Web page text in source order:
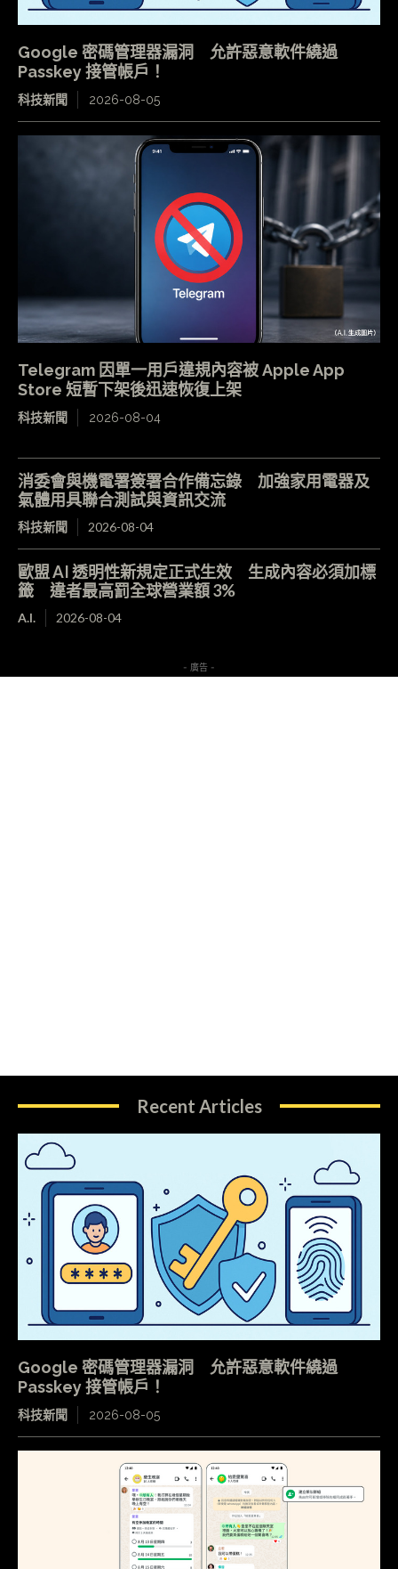
Google 密碼管理器漏洞 允許惡意軟件繞過
Passkey 接管帳戶！
科技新聞 2026-08-05
Telegram 因單一用戶違規內容被 Apple App
Store 短暫下架後迅速恢復上架
科技新聞 2026-08-04
消委會與機電署簽署合作備忘錄 加強家用電器及
氣體用具聯合測試與資訊交流
科技新聞 2026-08-04
歐盟 AI 透明性新規定正式生效 生成內容必須加標
籤 違者最高罰全球營業額 3%
A.I. 2026-08-04
- 廣告 -
Recent Articles
Google 密碼管理器漏洞 允許惡意軟件繞過
Passkey 接管帳戶！
科技新聞 2026-08-05